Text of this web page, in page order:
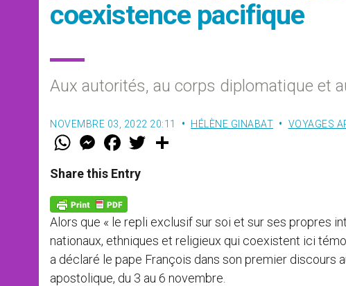
coexistence pacifique
Aux autorités, au corps diplomatique et
NOVEMBRE 03, 2022 20:11 HÉLÈNE GINABAT VOYAGES
W
t
s
p
p
M
e
s
e
g
e
r
F
a
e
b
o
k
w
Share this Entry
Alors que « le repli exclusif sur soi et sur ses propres
nationaux, ethniques et religieux qui coexistent ici
a déclaré le pape François dans son premier discours
apostolique, du 3 au 6 novembre.